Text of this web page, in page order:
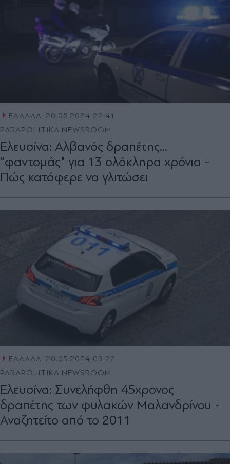
ΕΛΛΑΔΑ 20.05.2024 22:41
PARAPOLITIKA NEWSROOM
Ελευσίνα: Αλβανός δραπέτης...
"φαντομάς" για 13 ολόκληρα χρόνια -
Πώς κατάφερε να γλιτώσει
ΕΛΛΑΔΑ 20.05.2024 09:22
PARAPOLITIKA NEWSROOM
Ελευσίνα: Συνελήφθη 45χρονος
δραπέτης των φυλακών Μαλανδρίνου -
Αναζητείτο από το 2011